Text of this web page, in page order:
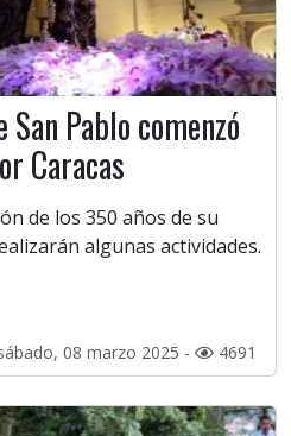
San Pablo comenzó
Caracas
de los 350 años de su
algunas actividades.
08 marzo 2025 - 4691